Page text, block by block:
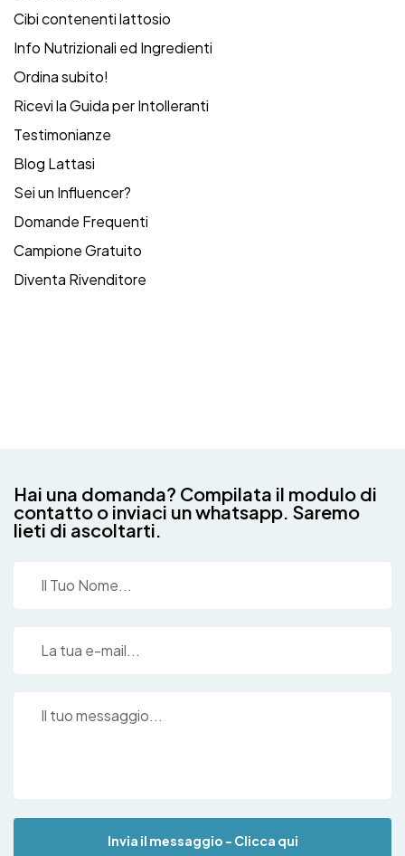
Cibi contenenti lattosio
Info Nutrizionali ed Ingredienti
Ordina subito!
Ricevi la Guida per Intolleranti
Testimonianze
Blog Lattasi
Sei un Influencer?
Domande Frequenti
Campione Gratuito
Diventa Rivenditore
Hai una domanda? Compilata il modulo di
contatto o inviaci un whatsapp. Saremo
lieti di ascoltarti.
Invia il messaggio - Clicca qui